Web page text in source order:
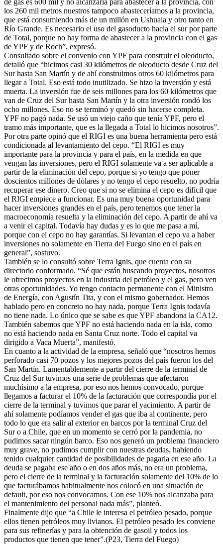
los 260 mil metros nuestros tampoco abasteceríamos a la provincia,
que está consumiendo más de un millón en Ushuaia y otro tanto en
Río Grande. Es necesario el uso del gasoducto hacia el sur por parte
de Total, porque no hay forma de abastecer a la provincia con el gas
de YPF y de Roch”, expresó.
Consultado sobre el convenio con YPF para construir el oleoducto,
detalló que “hicimos casi 30 kilómetros de oleoducto desde Cruz del
Sur hasta San Martín y de ahí construimos otros 60 kilómetros para
llegar a Total. Eso está todo inutilizado. Se hizo la inversión y está
muerta. La inversión fue de seis millones para los 60 kilómetros que
van de Cruz del Sur hasta San Martín y la otra inversión rondó los
ocho millones. Eso no se terminó y quedó sin hacerse completa.
YPF no pagó nada. Se usó un viejo caño que tenía YPF, pero el
tramo más importante, que es la llegada a Total lo hicimos nosotros”.
Por otra parte opinó que el RIGI es una buena herramienta pero está
condicionada al levantamiento del cepo. “El RIGI es muy
importante para la provincia y para el país, en la medida en que
vengan las inversiones, pero el RIGI solamente va a ser aplicable a
partir de la eliminación del cepo, porque si yo tengo que poner
doscientos millones de dólares y no tengo el cepo resuelto, no podría
recuperar ese dinero. Creo que si no se elimina el cepo es difícil que
el RIGI empiece a funcionar. Es una muy buena oportunidad para
hacer inversiones grandes en el país, pero tenemos que tener la
macroeconomía resuelta y la eliminación del cepo. A partir de ahí va
a venir el capital. Todavía hay dudas y es lo que me pasa a mí,
porque con el cepo no hay garantías. Si levantan el cepo va a haber
inversiones no solamente en Tierra del Fuego sino en el país en
general”, sostuvo.
También se lo consultó sobre Terra Ignis, que cuenta con su
directorio conformado. “Sé que están buscando proyectos, nosotros
le ofrecimos proyectos en la industria del petróleo y el gas, pero ven
otras oportunidades. Yo tengo contacto permanente con el Ministro
de Energía, con Agustín Tita, y con el mismo gobernador. Hemos
hablado pero en concreto no hay nada, porque Terra Ignis todavía
no tiene nada. Lo único que se sabe es que YPF abandona la CA12.
También sabemos que YPF no está haciendo nada en la isla, como
no está haciendo nada en Santa Cruz norte. Todo el capital va
dirigido a Vaca Muerta”, manifestó.
En cuanto a la actividad de la empresa, señaló que “nosotros hemos
perforado casi 70 pozos y los mejores pozos del país fueron los del
San Martín. Lamentablemente a partir del cierre de la terminal de
Cruz del Sur tuvimos una serie de problemas que afectaron
muchísimo a la empresa, por eso nos hemos convocado, porque
llegamos a facturar el 10% de la facturación que correspondía por el
cierre de la terminal y tuvimos que parar el yacimiento. A partir de
ahí solamente podíamos vender el gas que iba al continente, pero
todo lo que era salir al exterior en barcos por la terminal Cruz del
Sur o a Chile, que en un momento se cerró por la pandemia, no
pudimos sacar ningún barco. Eso nos generó un problema financiero
muy grave, no pudimos cumplir con nuestras deudas, habiendo
tenido cualquier cantidad de posibilidades de pagarla en ese año. La
deuda se pagaba ese año o en dos años más, no era un problema,
pero el cierre de la terminal y la facturación solamente del 10% de lo
que facturábamos habitualmente nos colocó en una situación de
default, por eso nos convocamos. Con ese 10% nos alcanzaba para
el mantenimiento del personal nada más”, planteó.
Finalmente dijo que “a Chile le interesa el petróleo pesado, porque
ellos tienen petróleos muy livianos. El petróleo pesado les conviene
para sus refinerías y para la obtención de gasoil y todos los
productos que tienen que tener”.(P23, Tierra del Fuego)